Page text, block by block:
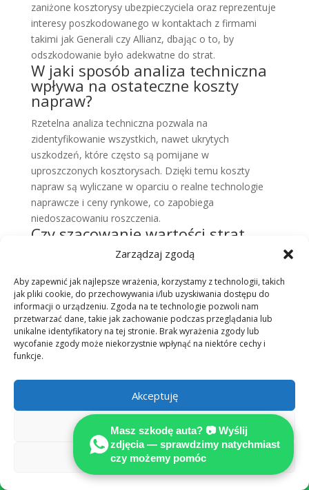
Zarządzaj zgodą
Aby zapewnić jak najlepsze wrażenia, korzystamy z technologii, takich
jak pliki cookie, do przechowywania i/lub uzyskiwania dostępu do
informacji o urządzeniu. Zgoda na te technologie pozwoli nam
przetwarzać dane, takie jak zachowanie podczas przeglądania lub
unikalne identyfikatory na tej stronie. Brak wyrażenia zgody lub
wycofanie zgody może niekorzystnie wpłynąć na niektóre cechy i
funkcje.
Akceptuję
Odmów
Zobacz preferencje
zaniżone kosztorysy ubezpieczyciela oraz reprezentuje
interesy poszkodowanego w kontaktach z firmami
takimi jak Generali czy Allianz, dbając o to, by
odszkodowanie było adekwatne do strat.
W jaki sposób analiza techniczna
wpływa na ostateczne koszty
napraw?
Rzetelna analiza techniczna pozwala na
zidentyfikowanie wszystkich, nawet ukrytych
uszkodzeń, które często są pomijane w
uproszczonych kosztorysach. Dzięki temu koszty
napraw są wyliczane w oparciu o realne technologie
naprawcze i ceny rynkowe, co zapobiega
niedoszacowaniu roszczenia.
Czy szacowanie wartości strat
przez niezależnego rzeczoznawcę
jest akceptowane przez sądy?
Tak, niezależne szacowanie wartości jest traktowane
jako istotny dowód w sprawie. Choć sąd może
powołać własnego biegłego, profesjonalna ekspertyza
techniczna dostarczona przez stronę stanowi punkt
wyjścia i często determinuje kierunek postępowania
Likwidacja szkody:
samodzielnie czy z
MOTOEXPERT?
Porównaj, zanim ubezpieczyciel zdecyduje za

Masz szkodę auta? 📷 Wyślij
zdjęcia — sprawdzimy natychmiast
czy możemy pomóc